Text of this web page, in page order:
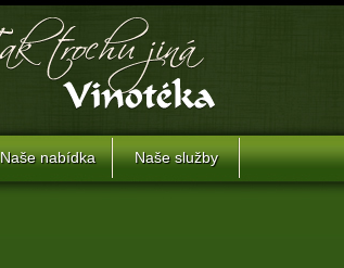
Naše nabídka Naše služby